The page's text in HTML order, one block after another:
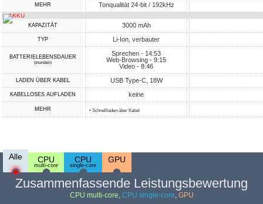
MEHR Tonqualität 24-bit / 192kHz
AKKU
KAPAZITÄT 3000 mAh
TYP Li-Ion, verbauter
BATTERIELEBENSDAUER
(stunden)
Sprechen - 14:53
Web-Browsing - 9:15
Video - 8:46
LADEN ÜBER KABEL USB Type-C, 18W
KABELLOSES AUFLADEN keine
MEHR • Schnellladen über Kabel
Alle CPU
multi-core
CPU
single-core
GPU
Zusammenfassende Leistungsbewertung
CPU multi-core, CPU single-core, GPU